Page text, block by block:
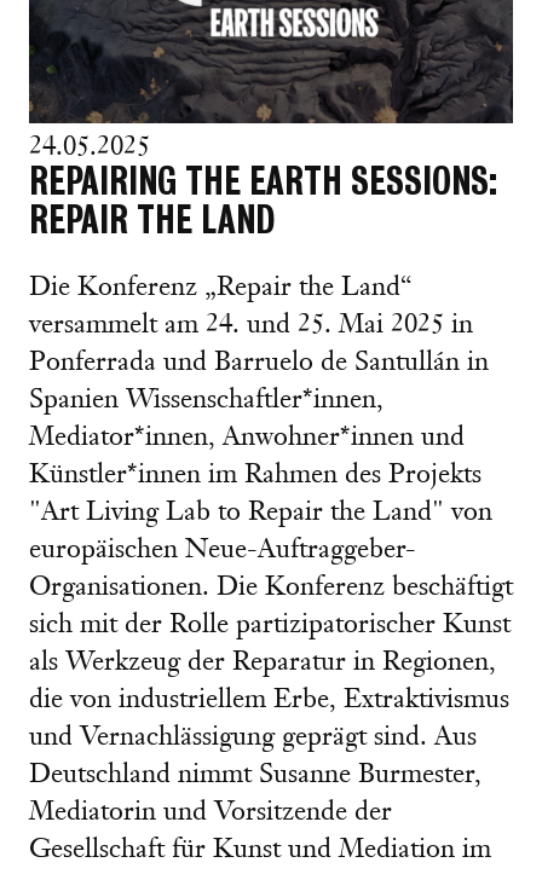
24.05.2025
REPAIRING THE EARTH SESSIONS:
REPAIR THE LAND
Die Konferenz „Repair the Land“
versammelt am 24. und 25. Mai 2025 in
Ponferrada und Barruelo de Santullán in
Spanien Wissenschaftler*innen,
Mediator*innen, Anwohner*innen und
Künstler*innen im Rahmen des Projekts
"Art Living Lab to Repair the Land" von
europäischen Neue-Auftraggeber-
Organisationen. Die Konferenz beschäftigt
sich mit der Rolle partizipatorischer Kunst
als Werkzeug der Reparatur in Regionen,
die von industriellem Erbe, Extraktivismus
und Vernachlässigung geprägt sind. Aus
Deutschland nimmt Susanne Burmester,
Mediatorin und Vorsitzende der
Gesellschaft für Kunst und Mediation im